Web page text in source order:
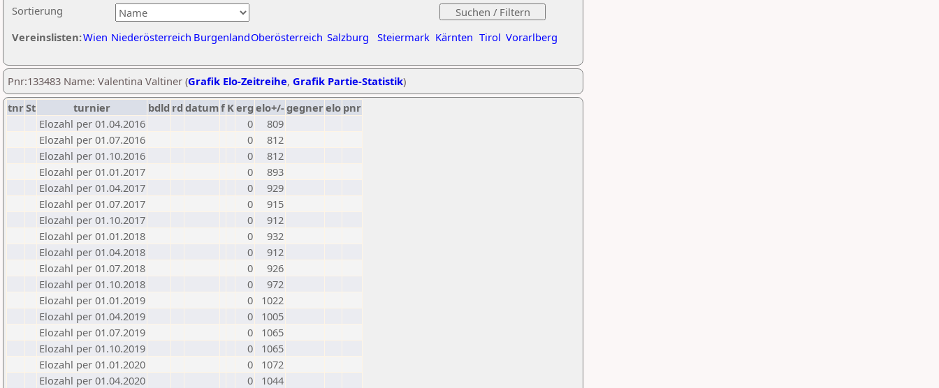
Sortierung
Vereinslisten:Wien Niederösterreich BurgenlandOberösterreich Salzburg Steiermark Kärnten Tirol Vorarlberg
Pnr:133483 Name: Valentina Valtiner (Grafik Elo-Zeitreihe, Grafik Partie-Statistik)
tnrSt turnier bdld rd datumf Kerg elo+/-gegnerelo pnr
Elozahl per 01.04.2016
0
809
Elozahl per 01.07.2016
0
812
Elozahl per 01.10.2016
0
812
Elozahl per 01.01.2017
0
893
Elozahl per 01.04.2017
0
929
Elozahl per 01.07.2017
0
915
Elozahl per 01.10.2017
0
912
Elozahl per 01.01.2018
0
932
Elozahl per 01.04.2018
0
912
Elozahl per 01.07.2018
0
926
Elozahl per 01.10.2018
0
972
Elozahl per 01.01.2019
0
1022
Elozahl per 01.04.2019
0
1005
Elozahl per 01.07.2019
0
1065
Elozahl per 01.10.2019
0
1065
Elozahl per 01.01.2020
0
1072
Elozahl per 01.04.2020
0
1044